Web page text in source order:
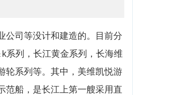
公司等没计和建造的。目前分
系列，长江黄金系列，长海维
轮系列等。其中，美维凯悦游
范船，是长江上第一艘采用直